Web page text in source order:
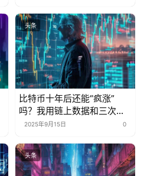
头条
比特币十年后还能“疯涨”
吗？我用链上数据和三次抄
底经历告诉你
2025年9月15日 0
头条